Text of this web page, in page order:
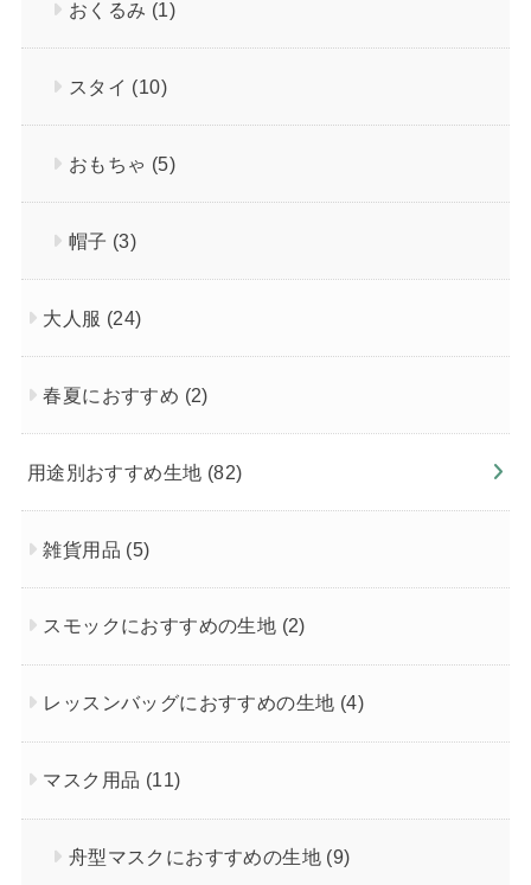
おくるみ (1)
スタイ (10)
おもちゃ (5)
帽子 (3)
大人服 (24)
春夏におすすめ (2)
用途別おすすめ生地 (82)
雑貨用品 (5)
スモックにおすすめの生地 (2)
レッスンバッグにおすすめの生地 (4)
マスク用品 (11)
舟型マスクにおすすめの生地 (9)